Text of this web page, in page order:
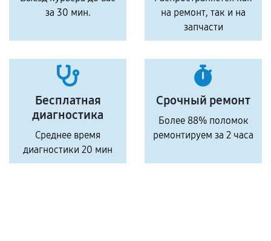
за 30 мин.
на ремонт, так и на
запчасти
Бесплатная
диагностика
Среднее время
диагностики 20 мин
Срочный ремонт
Более 88% поломок
ремонтируем за 2 часа